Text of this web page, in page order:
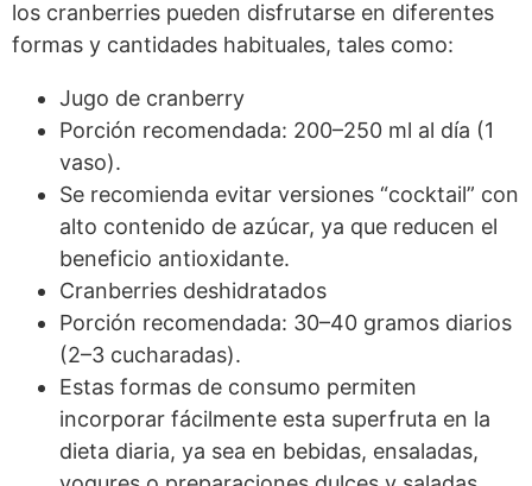
los cranberries pueden disfrutarse en diferentes
formas y cantidades habituales, tales como:
Jugo de cranberry
Porción recomendada: 200–250 ml al día (1
vaso).
Se recomienda evitar versiones “cocktail” con
alto contenido de azúcar, ya que reducen el
beneficio antioxidante.
Cranberries deshidratados
Porción recomendada: 30–40 gramos diarios
(2–3 cucharadas).
Estas formas de consumo permiten
incorporar fácilmente esta superfruta en la
dieta diaria, ya sea en bebidas, ensaladas,